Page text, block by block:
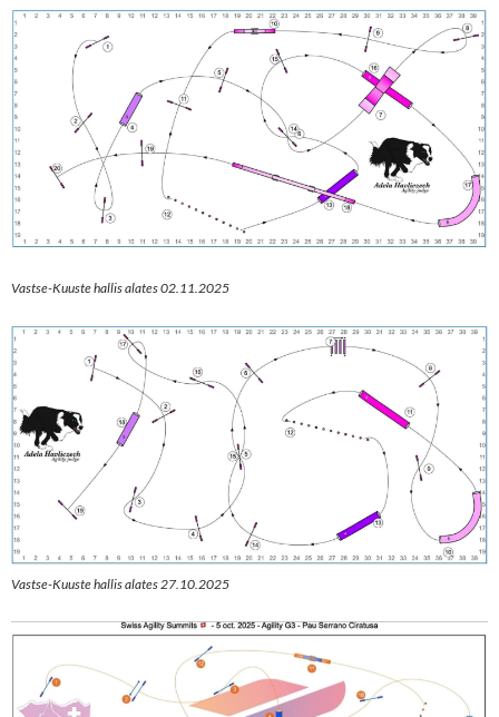
Vastse-Kuuste hallis alates 02.11.2025
Vastse-Kuuste hallis alates 27.10.2025